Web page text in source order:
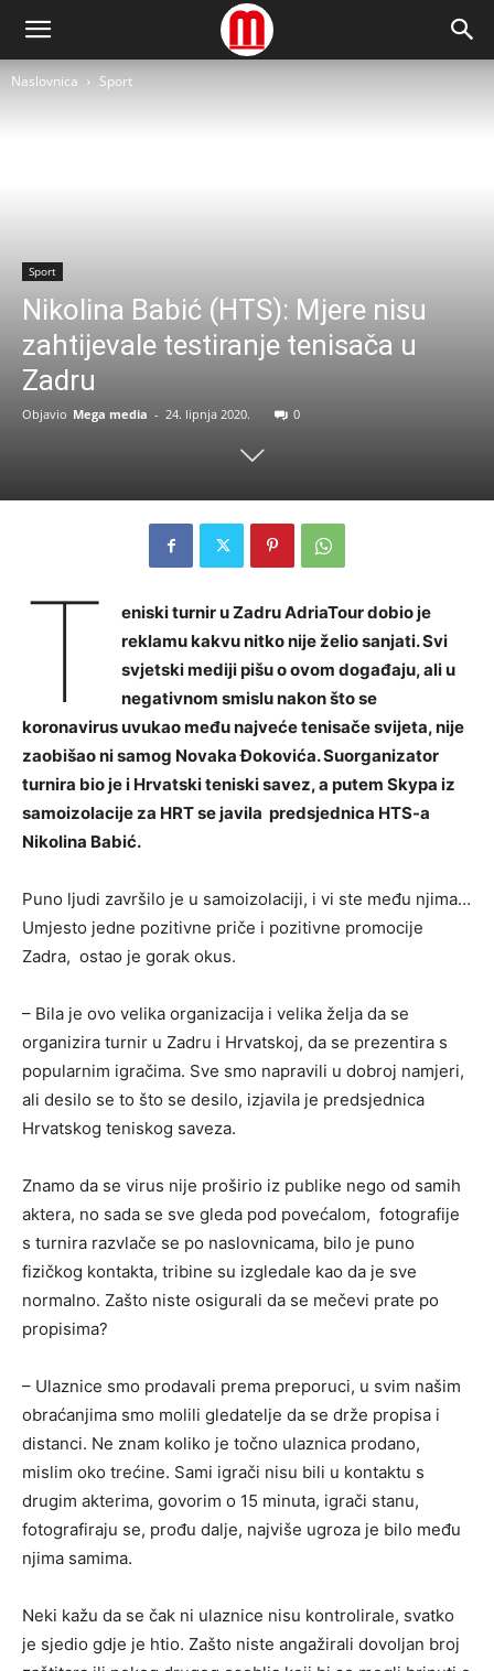
Naslovnica Sport
Sport
Nikolina Babić (HTS): Mjere nisu
zahtijevale testiranje tenisača u
Zadru
Objavio Mega media - 24. lipnja 2020. 0
T
eniski turnir u Zadru AdriaTour dobio je
reklamu kakvu nitko nije želio sanjati. Svi
svjetski mediji pišu o ovom događaju, ali u
negativnom smislu nakon što se
koronavirus uvukao među najveće tenisače svijeta, nije
zaobišao ni samog Novaka Đokovića. Suorganizator
turnira bio je i Hrvatski teniski savez, a putem Skypa iz
samoizolacije za HRT se javila predsjednica HTS-a
Nikolina Babić.
Puno ljudi završilo je u samoizolaciji, i vi ste među njima…
Umjesto jedne pozitivne priče i pozitivne promocije
Zadra, ostao je gorak okus.
– Bila je ovo velika organizacija i velika želja da se
organizira turnir u Zadru i Hrvatskoj, da se prezentira s
popularnim igračima. Sve smo napravili u dobroj namjeri,
ali desilo se to što se desilo, izjavila je predsjednica
Hrvatskog teniskog saveza.
Znamo da se virus nije proširio iz publike nego od samih
aktera, no sada se sve gleda pod povećalom, fotografije
s turnira razvlače se po naslovnicama, bilo je puno
fizičkog kontakta, tribine su izgledale kao da je sve
normalno. Zašto niste osigurali da se mečevi prate po
propisima?
– Ulaznice smo prodavali prema preporuci, u svim našim
obraćanjima smo molili gledatelje da se drže propisa i
distanci. Ne znam koliko je točno ulaznica prodano,
mislim oko trećine. Sami igrači nisu bili u kontaktu s
drugim akterima, govorim o 15 minuta, igrači stanu,
fotografiraju se, prođu dalje, najviše ugroza je bilo među
njima samima.
Neki kažu da se čak ni ulaznice nisu kontrolirale, svatko
je sjedio gdje je htio. Zašto niste angažirali dovoljan broj